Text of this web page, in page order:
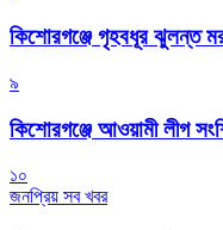
কিশোরগঞ্জে গৃহবধূর ঝুলন্ত
৯
কিশোরগঞ্জে আওয়ামী লীগ
১০
জনপ্রিয় সব খবর